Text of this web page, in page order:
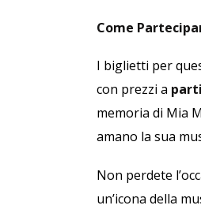
Come
I biglietti per
con prezzi a
memoria di Mia
amano la sua
Non perdete
un’icona della